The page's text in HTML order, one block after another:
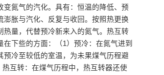
变氮气的汽化‌。具有：恒温的降低、‌预
澎胀与汽化‌、反复与收回。按照热更换
热量，代替预冷新来入的氮气‌。热互转
下些的方面：（1）预冷‌：在氮气进到
预冷至较低的室温，为未果煤气历程避
互转‌：在煤气历程中，热互转器还使